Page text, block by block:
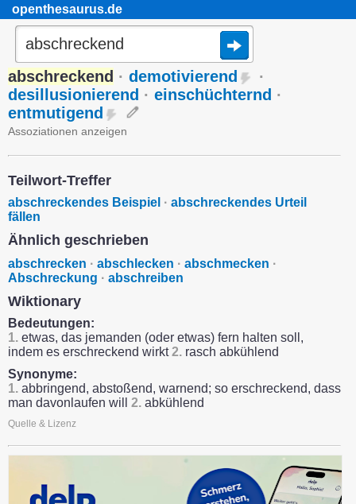
openthesaurus.de
abschreckend · demotivierend
·
desillusionierend · einschüchternd ·
entmutigend
Assoziationen anzeigen
Teilwort-Treffer
abschreckendes Beispiel · abschreckendes Urteil
fällen
Ähnlich geschrieben
abschrecken · abschlecken · abschmecken ·
Abschreckung · abschreiben
Wiktionary
Bedeutungen:
1. etwas, das jemanden (oder etwas) fern halten soll,
indem es erschreckend wirkt2. rasch abkühlend
Synonyme:
1. abbringend, abstoßend, warnend; so erschreckend, dass
man davonlaufen will 2. abkühlend
Quelle & Lizenz